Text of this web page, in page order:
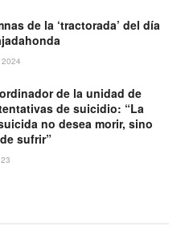
de la ‘tractorada’ del día
de la unidad de
de suicidio: “La
no desea morir, sino
sufrir”